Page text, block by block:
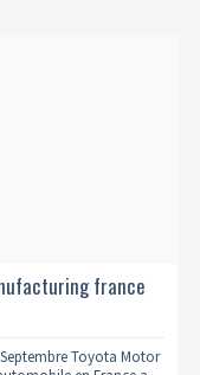
france
Toyota Motor